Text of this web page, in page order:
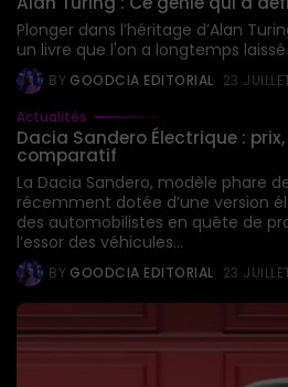
Plonger dans l’héritage d’Alan
un livre que l'on a longtemps
BY GOODCIA EDITORIAL 23
Actualités
Dacia Sandero Électrique :
comparatif
La Dacia Sandero, modèle phare
récemment dotée d’une version
des automobilistes en quête de
l’essor des véhicules...
BY GOODCIA EDITORIAL 23